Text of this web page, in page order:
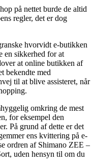
på nettet burde de altid
regler, det er dog
hvorvidt e-butikken
en sikkerhed for at
at online butikken af
bekendte med
til at blive assisteret, når
omkring de mest
for eksempel den
På grund af dette er det
ens kvittering på e-
ordren af Shimano ZEE –
uden hensyn til om du